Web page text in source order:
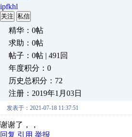
ipfkhl
关注 私信
精华：0帖
求助：0帖
帖子：0帖 | 491回
年度积分：0
历史总积分：72
注册：2019年1月03日
发表于：2021-07-18 11:37:51
谢谢了，，
回复 引用 举报